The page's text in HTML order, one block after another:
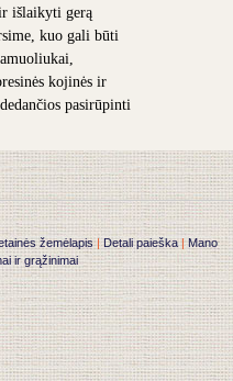
išlaikyti gerą
kuo gali būti
kojinės ir
pasirūpinti
žemėlapis|Detali paieška|Mano
ir grąžinimai